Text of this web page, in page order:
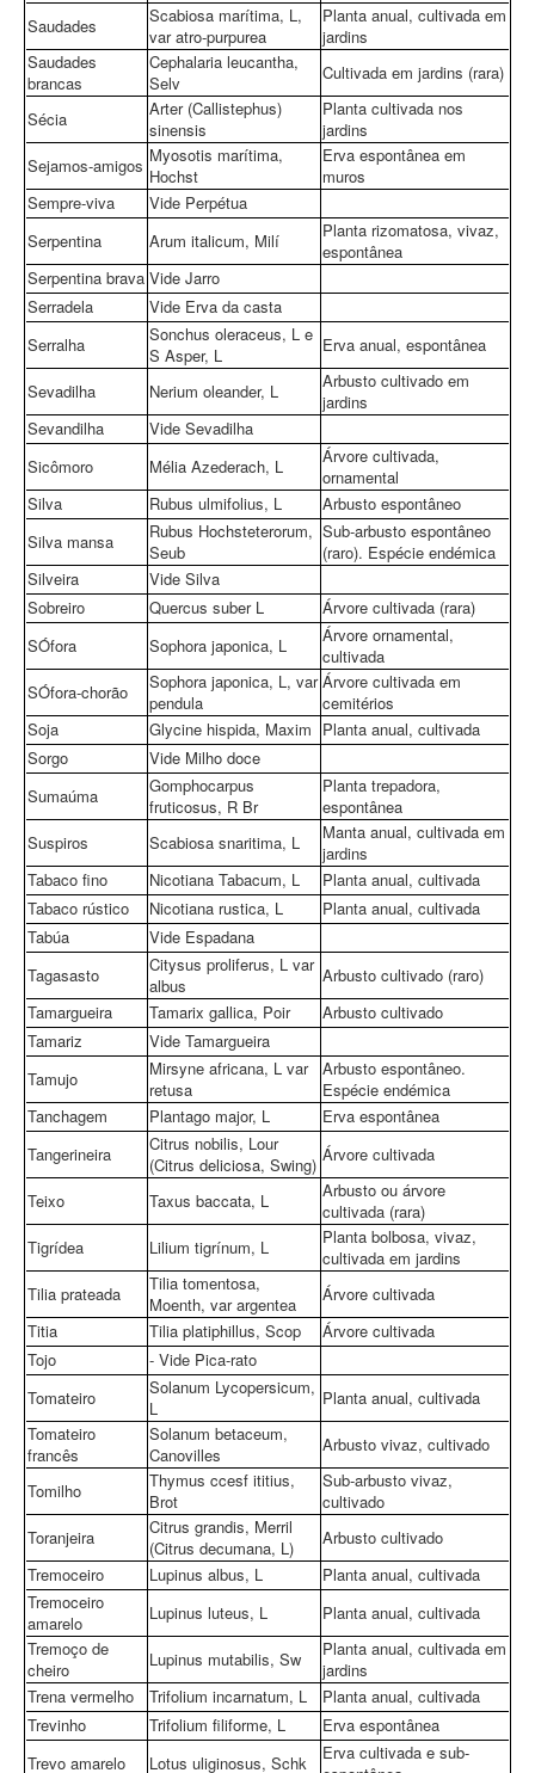
Saudades
Scabiosa marítima, L,
var atro-purpurea
Planta anual, cultivada em
jardins
Saudades
brancas
Cephalaria leucantha,
Selv
Cultivada em jardins (rara)
Sécia
Arter (Callistephus)
sinensis
Planta cultivada nos
jardins
Sejamos-amigos Myosotis marítima,
Hochst
Erva espontânea em
muros
Sempre-viva
Vide Perpétua
Serpentina
Arum italicum, Milí
Planta rizomatosa, vivaz,
espontânea
Serpentina brava Vide Jarro
Serradela
Vide Erva da casta
Serralha
Sonchus oleraceus, L e
S Asper, L
Erva anual, espontânea
Sevadilha Nerium oleander, L
Arbusto cultivado em
jardins
Sevandilha
Vide Sevadilha
Sicômoro
Mélia Azederach, L
Árvore cultivada,
ornamental
Silva
Rubus ulmifolius, L
Arbusto espontâneo
Silva mansa
Rubus Hochsteterorum,
Seub
Sub-arbusto espontâneo
(raro). Espécie endémica
Silveira
Vide Silva
Sobreiro
Quercus suber L
Árvore cultivada (rara)
SÓfora
Sophora japonica, L
Árvore ornamental,
cultivada
SÓfora-chorão
Sophora japonica, L, var
pendula
Árvore cultivada em
cemitérios
Soja
Glycine hispida, Maxim Planta anual, cultivada
Sorgo
Vide Milho doce
Sumaúma
Gomphocarpus
fruticosus, R Br
Planta trepadora,
espontânea
Suspiros
Scabiosa snaritima, L
Manta anual, cultivada em
jardins
Tabaco fino
Nicotiana Tabacum, L
Planta anual, cultivada
Tabaco rústico
Nicotiana rustica, L
Planta anual, cultivada
Tabúa
Vide Espadana
Tagasasto
Citysus proliferus, L var
albus
Arbusto cultivado (raro)
Tamargueira
Tamarix gallica, Poir
Arbusto cultivado
Tamariz
Vide Tamargueira
Tamujo
Mirsyne africana, L var
retusa
Arbusto espontâneo.
Espécie endémica
Tanchagem
Plantago major, L
Erva espontânea
Tangerineira
Citrus nobilis, Lour
(Citrus deliciosa, Swing) Árvore cultivada
Teixo Taxus baccata, L
Arbusto ou árvore
cultivada (rara)
Tigrídea
Lilium tigrínum, L
Planta bolbosa, vivaz,
cultivada em jardins
Tilia prateada
Tilia tomentosa,
Moenth, var argentea
Árvore cultivada
Titia
Tilia platiphillus, Scop
Árvore cultivada
Tojo
- Vide Pica-rato
Tomateiro
Solanum Lycopersicum,
L
Planta anual, cultivada
Tomateiro
francês
Solanum betaceum,
Canovilles
Arbusto vivaz, cultivado
Tomilho
Thymus ccesf ititius,
Brot
Sub-arbusto vivaz,
cultivado
Toranjeira
Citrus grandis, Merril
(Citrus decumana, L)
Arbusto cultivado
Tremoceiro
Lupinus albus, L
Planta anual, cultivada
Tremoceiro
amarelo
Lupinus luteus, L
Planta anual, cultivada
Tremoço de
cheiro
Lupinus mutabilis, Sw
Planta anual, cultivada em
jardins
Trena vermelho
Trifolium incarnatum, L
Planta anual, cultivada
Trevinho
Trifolium filiforme, L
Erva espontânea
Trevo amarelo
Lotus uliginosus, Schk
Erva cultivada e sub-